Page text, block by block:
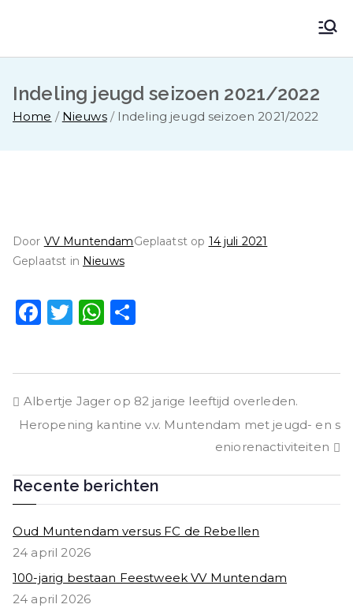
VV Muntendam
Indeling jeugd seizoen 2021/2022
Home Nieuws Indeling jeugd seizoen 2021/2022
Door VV MuntendamGeplaatst op 14 juli 2021
Geplaatst in Nieuws
F
b
o
k
T
e
r
W
A
p
Bericht
navigatie
Albertje Jager op 82 jarige leeftijd overleden.
Heropening kantine v.v. Muntendam met jeugd- en s
eniorenactiviteiten
Recente berichten
Oud Muntendam versus FC de Rebellen
24 april 2026
100-jarig bestaan Feestweek VV Muntendam
24 april 2026